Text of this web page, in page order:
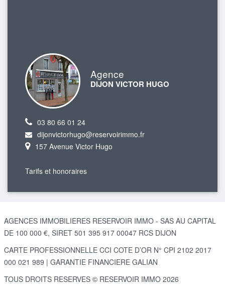
Agence
DIJON VICTOR HUGO
03 80 66 01 24
dijonvictorhugo@reservoirimmo.fr
157 Avenue Victor Hugo
Tarifs et honoraires
AGENCES IMMOBILIERES RESERVOIR IMMO - SAS AU CAPITAL
DE 100 000 €, SIRET 501 395 917 00047 RCS DIJON
CARTE PROFESSIONNELLE CCI COTE D’OR N° CPI 2102 2017
000 021 989 | GARANTIE FINANCIERE GALIAN
TOUS DROITS RESERVES © RESERVOIR IMMO 2026